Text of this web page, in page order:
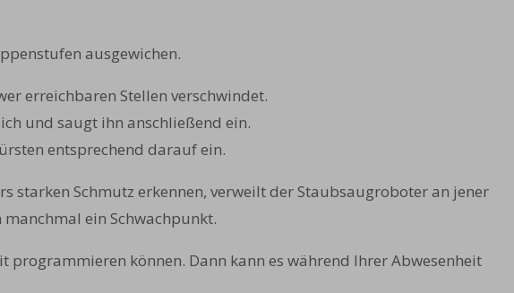
ausgewichen.
erreichbaren Stellen verschwindet.
und saugt ihn anschließend ein.
entsprechend darauf ein.
starken Schmutz erkennen, verweilt der Staubsaugroboter an jener
ein Schwachpunkt.
können. Dann kann es während Ihrer Abwesenheit